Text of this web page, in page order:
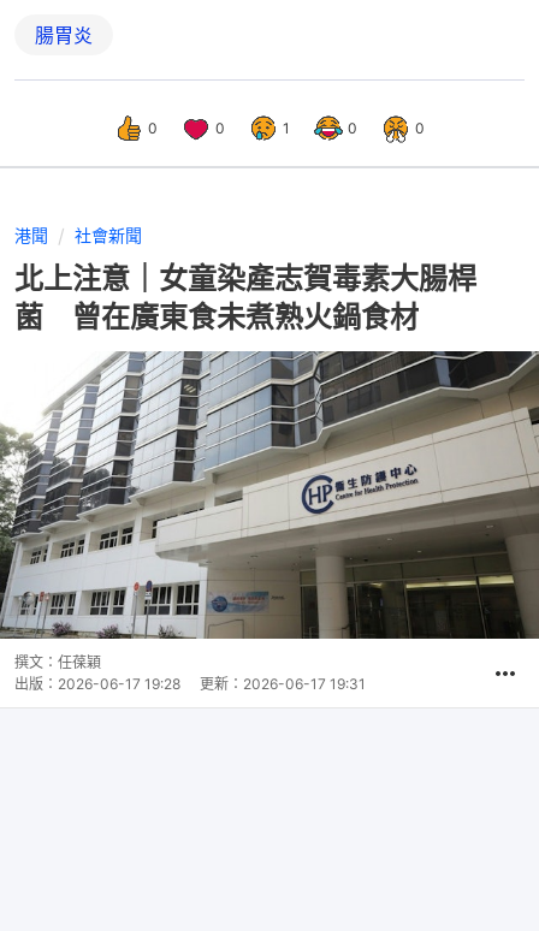
腸胃炎
0 0 1 0 0
港聞 社會新聞
北上注意｜女童染產志賀毒素大腸桿
菌 曾在廣東食未煮熟火鍋食材
撰文： 任葆穎
出版： 2026-06-17 19:28 更新： 2026-06-17 19:31